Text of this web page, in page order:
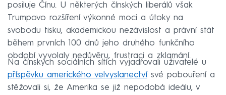
posiluje Čínu. U některých čínských liberálů však
Trumpovo rozšíření výkonné moci a útoky na
svobodu tisku, akademickou nezávislost a právní stát
během prvních 100 dnů jeho druhého funkčního
období vyvolaly nedůvěru, frustraci a zklamání.
Na čínských sociálních sítích vyjadřovali uživatelé u
příspěvku amerického velvyslanectví své pobouření a
stěžovali si, že Amerika se již nepodobá ideálu, v